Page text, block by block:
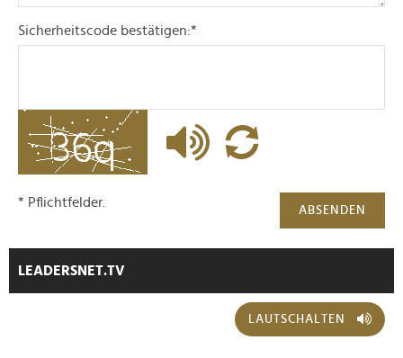
Sicherheitscode bestätigen:*
ABSENDEN
* Pflichtfelder.
LEADERSNET.TV
LAUTSCHALTEN